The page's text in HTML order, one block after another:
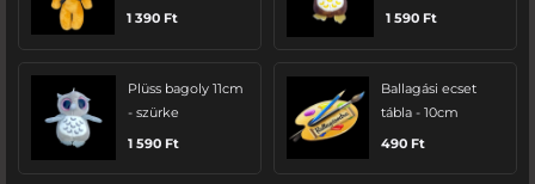
1 390 Ft
1 590 Ft
Plüss bagoly 11cm
- szürke
1 590 Ft
Ballagási ecset
tábla - 10cm
490 Ft